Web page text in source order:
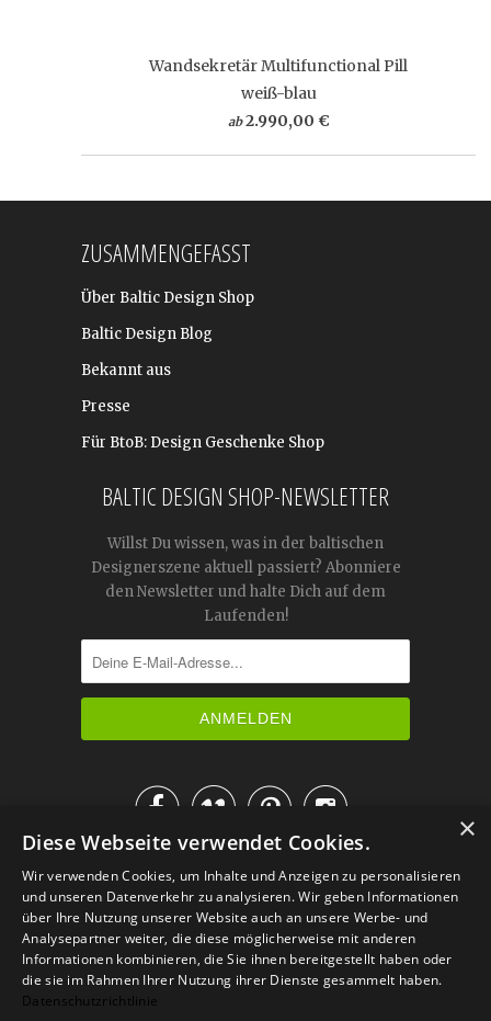
Wandsekretär Multifunctional Pill
weiß-blau
ab 2.990,00 €
ZUSAMMENGEFASST
Über Baltic Design Shop
Baltic Design Blog
Bekannt aus
Presse
Für BtoB: Design Geschenke Shop
BALTIC DESIGN SHOP-NEWSLETTER
Willst Du wissen, was in der baltischen
Designerszene aktuell passiert? Abonniere
den Newsletter und halte Dich auf dem
Laufenden!

IM KATALOG BLÄTTERN
×
Diese Webseite verwendet Cookies.
Wir verwenden Cookies, um Inhalte und Anzeigen zu personalisieren
und unseren Datenverkehr zu analysieren. Wir geben Informationen
über Ihre Nutzung unserer Website auch an unsere Werbe- und
Analysepartner weiter, die diese möglicherweise mit anderen
Informationen kombinieren, die Sie ihnen bereitgestellt haben oder
die sie im Rahmen Ihrer Nutzung ihrer Dienste gesammelt haben.
Datenschutzrichtlinie